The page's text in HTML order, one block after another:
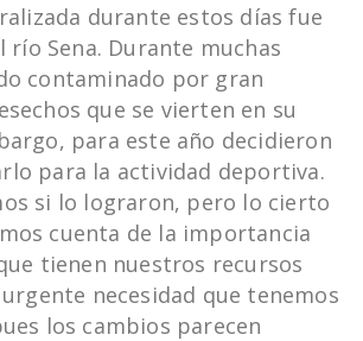
durante estos días fue
río Sena. Durante muchas
contaminado por gran
que se vierten en su
para este año decidieron
para la actividad deportiva.
si lo lograron, pero lo cierto
cuenta de la importancia
tienen nuestros recursos
necesidad que tenemos
los cambios parecen